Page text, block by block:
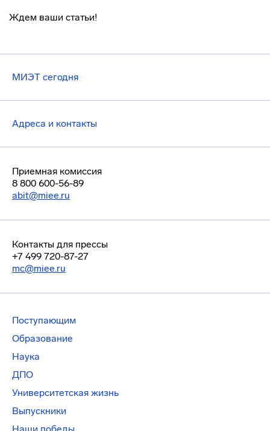
Ждем ваши статьи!
МИЭТ сегодня
Адреса и контакты
Приемная комиссия
8 800 600-56-89
abit@miee.ru
Контакты для прессы
+7 499 720-87-27
mc@miee.ru
Поступающим
Образование
Наука
ДПО
Университетская жизнь
Выпускники